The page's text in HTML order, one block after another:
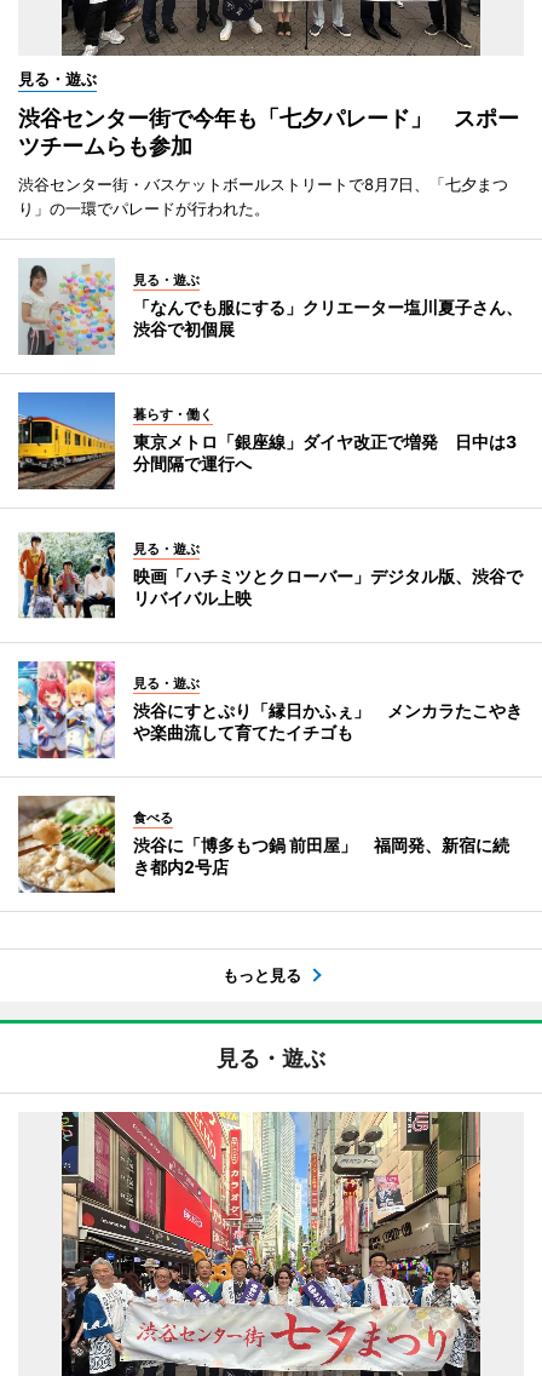
見る・遊ぶ
渋谷センター街で今年も「七夕パレード」 スポー
ツチームらも参加
渋谷センター街・バスケットボールストリートで8月7日、「七夕まつ
り」の一環でパレードが行われた。
見る・遊ぶ
「なんでも服にする」クリエーター塩川夏子さん、
渋谷で初個展
暮らす・働く
東京メトロ「銀座線」ダイヤ改正で増発 日中は3
分間隔で運行へ
見る・遊ぶ
映画「ハチミツとクローバー」デジタル版、渋谷で
リバイバル上映
見る・遊ぶ
渋谷にすとぷり「縁日かふぇ」 メンカラたこやき
や楽曲流して育てたイチゴも
食べる
渋谷に「博多もつ鍋 前田屋」 福岡発、新宿に続
き都内2号店
もっと見る
見る・遊ぶ